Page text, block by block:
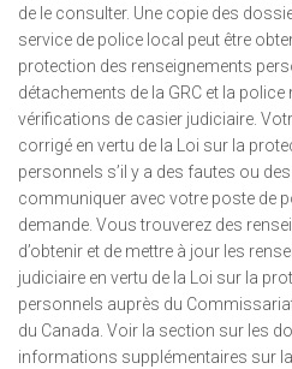
de le consulter. Une copie des
service de police local peut être
protection des renseignements
détachements de la GRC et la
vérifications de casier judiciaire.
corrigé en vertu de la Loi sur la
personnels s’il y a des fautes ou
communiquer avec votre poste de
demande. Vous trouverez des
d’obtenir et de mettre à jour les
judiciaire en vertu de la Loi sur la
personnels auprès du
du Canada. Voir la section sur les
informations supplémentaires sur